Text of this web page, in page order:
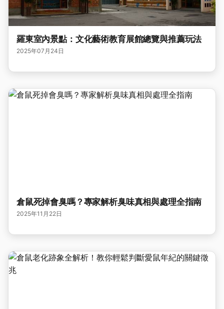
羅東室內景點：文化藝術教育展館總覽與推薦玩法
2025年07月24日
倉鼠死掉會臭嗎？專家解析臭味真相與處理全指南
2025年11月22日